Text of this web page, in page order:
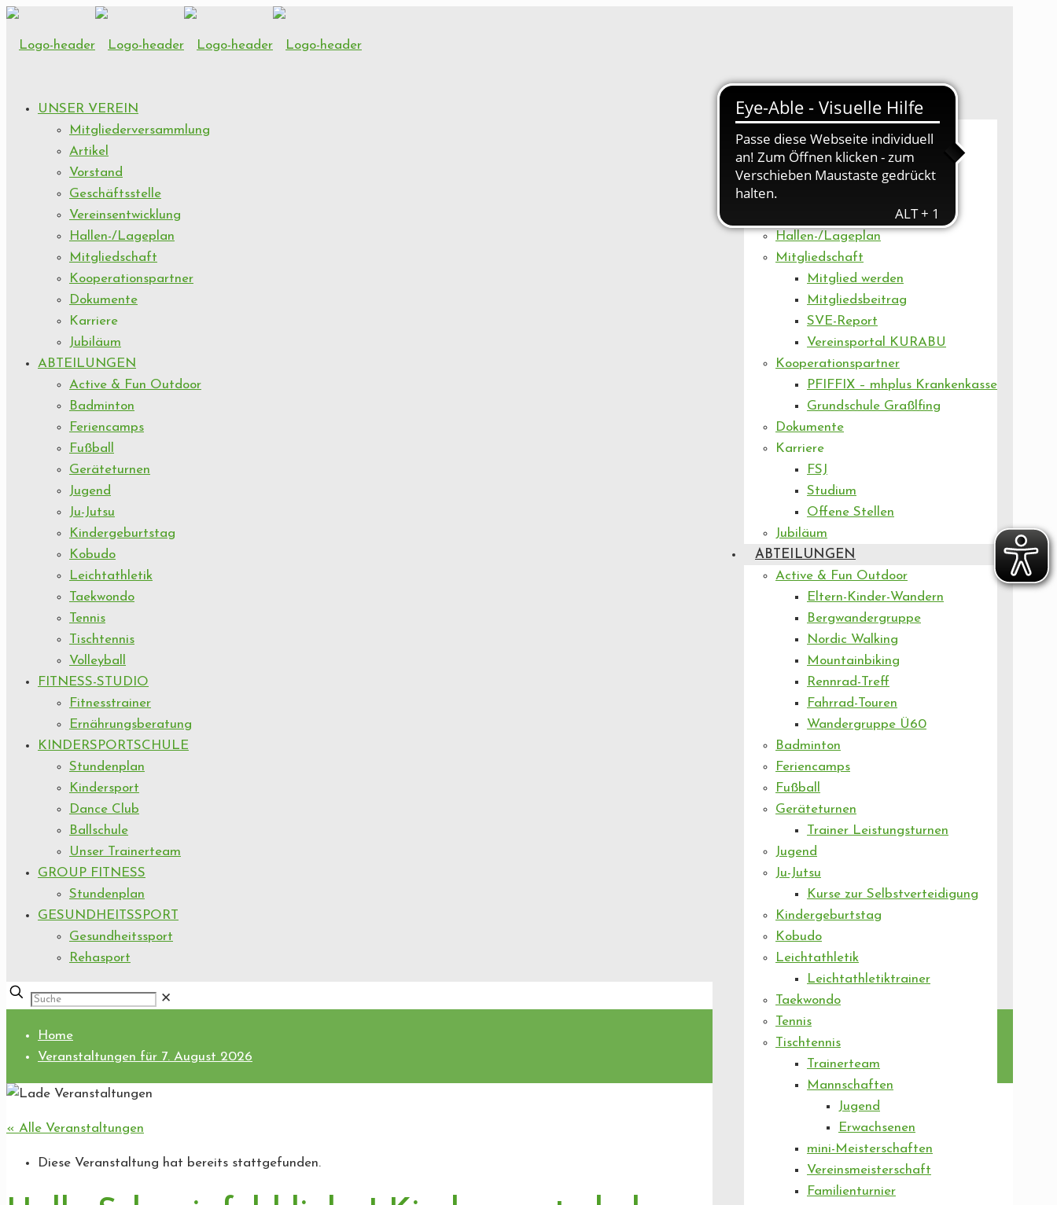
UNSER VEREIN
Artikel
Vorstand
Geschäftsstelle
Hallen-/Lageplan
Mitgliedschaft
Mitglied werden
Mitgliedsbeitrag
SVE-Report
Vereinsportal KURABU
Kooperationspartner
PFIFFIX – mhplus Krankenkasse
Grundschule Graßlfing
Dokumente
Karriere
FSJ
Studium
Offene Stellen
Jubiläum
ABTEILUNGEN
Active & Fun Outdoor
Eltern-Kinder-Wandern
Bergwandergruppe
Nordic Walking
Mountainbiking
Rennrad-Treff
Fahrrad-Touren
Wandergruppe Ü60
Badminton
Feriencamps
Fußball
Geräteturnen
Trainer Leistungsturnen
Jugend
Ju-Jutsu
Kurse zur Selbstverteidigung
Kindergeburtstag
Kobudo
Leichtathletik
Leichtathletiktrainer
Taekwondo
Tennis
Tischtennis
Trainerteam
Mannschaften
Jugend
Erwachsenen
mini-Meisterschaften
Vereinsmeisterschaft
Familienturnier
UNSER VEREIN
Mitgliederversammlung
Artikel
Vorstand
Geschäftsstelle
Vereinsentwicklung
Hallen-/Lageplan
Mitgliedschaft
Kooperationspartner
Dokumente
Karriere
Jubiläum
ABTEILUNGEN
Active & Fun Outdoor
Badminton
Feriencamps
Fußball
Geräteturnen
Jugend
Ju-Jutsu
Kindergeburtstag
Kobudo
Leichtathletik
Taekwondo
Tennis
Tischtennis
Volleyball
FITNESS-STUDIO
Fitnesstrainer
Ernährungsberatung
KINDERSPORTSCHULE
Stundenplan
Kindersport
Dance Club
Ballschule
Unser Trainerteam
GROUP FITNESS
Stundenplan
GESUNDHEITSSPORT
Gesundheitssport
Rehasport
✕
Home
Veranstaltungen für 7. August 2026
« Alle Veranstaltungen
Diese Veranstaltung hat bereits stattgefunden.